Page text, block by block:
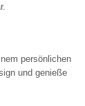
persönlichen
und genieße